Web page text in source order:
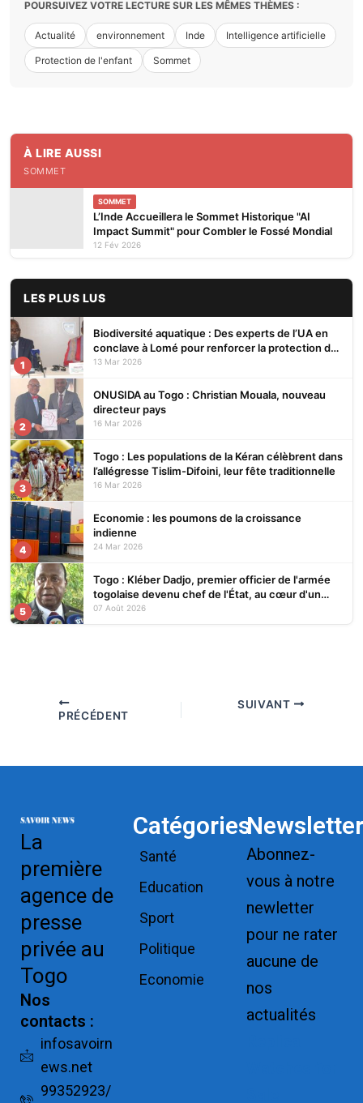
POURSUIVEZ VOTRE LECTURE SUR LES MÊMES THÈMES :
Actualité environnement Inde Intelligence artificielle
Protection de l'enfant Sommet
À LIRE AUSSI
SOMMET
SOMMET
L’Inde Accueillera le Sommet Historique "AI
Impact Summit" pour Combler le Fossé Mondial
12 Fév 2026
LES PLUS LUS
1
Biodiversité aquatique : Des experts de l’UA en
conclave à Lomé pour renforcer la protection des
écosystèmes
13 Mar 2026
2
ONUSIDA au Togo : Christian Mouala, nouveau
directeur pays
16 Mar 2026
3
Togo : Les populations de la Kéran célèbrent dans
l’allégresse Tislim-Difoini, leur fête traditionnelle
16 Mar 2026
4
Economie : les poumons de la croissance
indienne
24 Mar 2026
5
Togo : Kléber Dadjo, premier officier de l'armée
togolaise devenu chef de l'État, au cœur d'un
ouvrage
07 Août 2026
PRÉCÉDENT
SUIVANT
La
première
agence de
presse
privée au
Togo
Nos
contacts :
infosavoirn
ews.net
99352923/
Catégories
Santé
Education
Sport
Politique
Economie
Newsletter
Abonnez-
vous à notre
newletter
pour ne rater
aucune de
nos
actualités